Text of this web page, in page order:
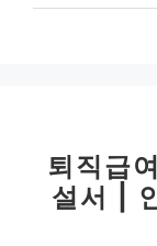
퇴직급
설서 |